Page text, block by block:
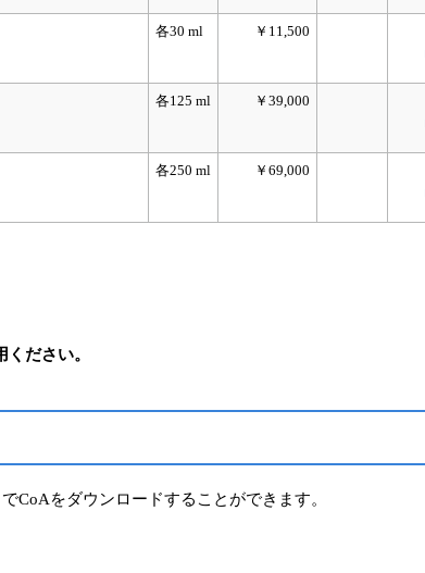
各30 ml
￥11,500
各125 ml
￥39,000
各250 ml
￥69,000
ださい。
CoAをダウンロードすることができます。